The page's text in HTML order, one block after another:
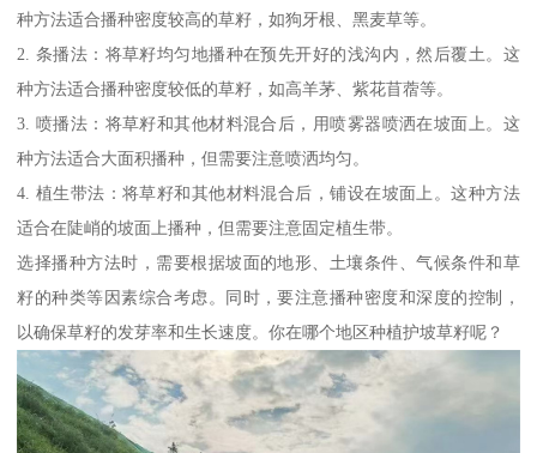
种方法适合播种密度较高的草籽，如狗牙根、黑麦草等。
2. 条播法：将草籽均匀地播种在预先开好的浅沟内，然后覆土。这
种方法适合播种密度较低的草籽，如高羊茅、紫花苜蓿等。
3. 喷播法：将草籽和其他材料混合后，用喷雾器喷洒在坡面上。这
种方法适合大面积播种，但需要注意喷洒均匀。
4. 植生带法：将草籽和其他材料混合后，铺设在坡面上。这种方法
适合在陡峭的坡面上播种，但需要注意固定植生带。
选择播种方法时，需要根据坡面的地形、土壤条件、气候条件和草
籽的种类等因素综合考虑。同时，要注意播种密度和深度的控制，
以确保草籽的发芽率和生长速度。你在哪个地区种植护坡草籽呢？